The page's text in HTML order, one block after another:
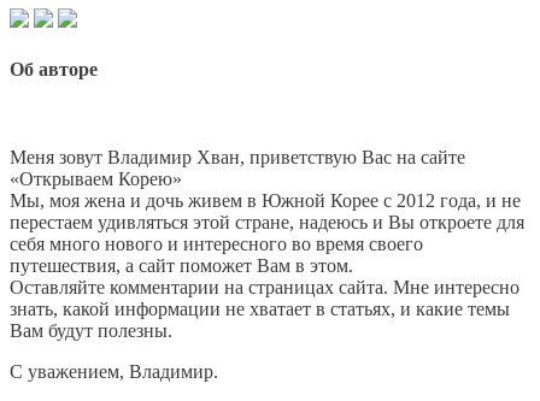
Об авторе
Меня зовут Владимир Хван, приветствую Вас на сайте
«Открываем Корею»
Мы, моя жена и дочь живем в Южной Корее с 2012 года, и не
перестаем удивляться этой стране, надеюсь и Вы откроете для
себя много нового и интересного во время своего
путешествия, а сайт поможет Вам в этом.
Оставляйте комментарии на страницах сайта. Мне интересно
знать, какой информации не хватает в статьях, и какие темы
Вам будут полезны.
С уважением, Владимир.